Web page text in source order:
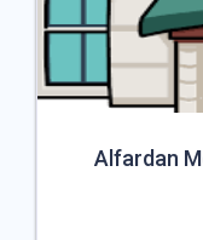
Alfardan